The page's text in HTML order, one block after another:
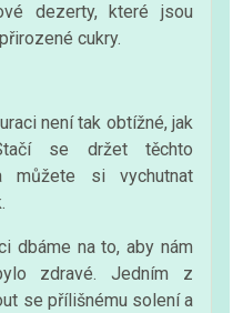
dezerty, které jsou
cukry.
není tak obtížné, jak
se držet těchto
můžete si vychutnat
dbáme na to, aby nám
zdravé. Jedním z
se přílišnému solení a